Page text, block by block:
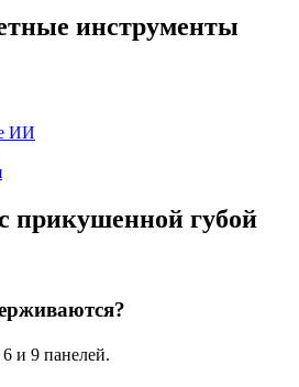
инструменты
ИИ
прикушенной губой
и 9 панелей.